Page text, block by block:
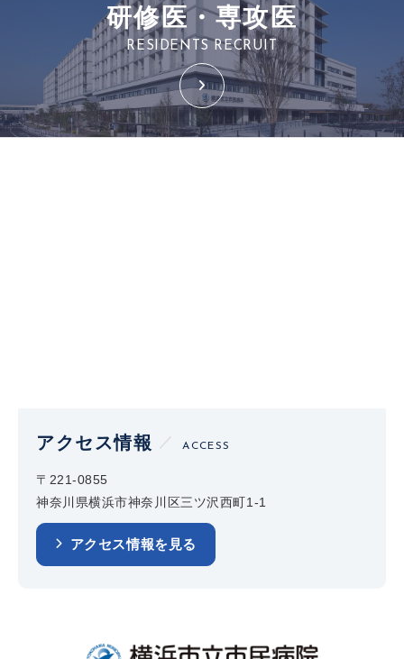
研修医・専攻医
RESIDENTS RECRUIT
アクセス情報 ACCESS
〒221-0855
神奈川県横浜市神奈川区三ツ沢西町1-1
アクセス情報を見る